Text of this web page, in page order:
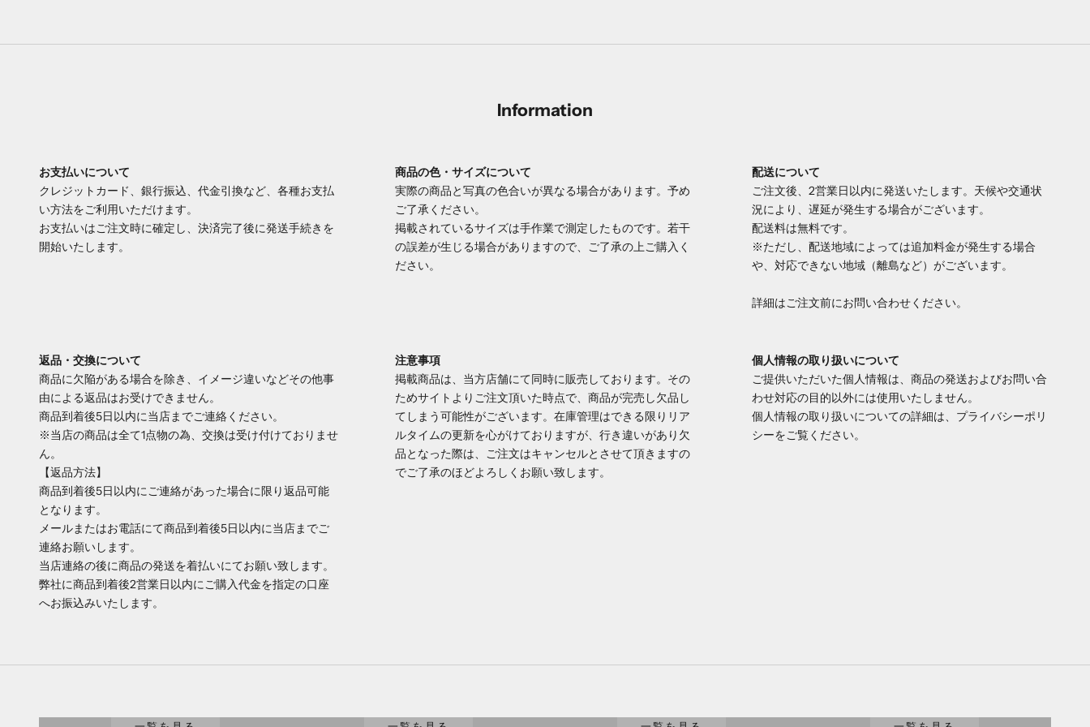
Information
お支払いについて
クレジットカード、銀行振込、代金引換など、各種お支払
い方法をご利用いただけます。
お支払いはご注文時に確定し、決済完了後に発送手続きを
開始いたします。
商品の色・サイズについて
実際の商品と写真の色合いが異なる場合があります。予め
ご了承ください。
掲載されているサイズは手作業で測定したものです。若干
の誤差が生じる場合がありますので、ご了承の上ご購入く
ださい。
配送について
ご注文後、2営業日以内に発送いたします。天候や交通状
況により、遅延が発生する場合がございます。
配送料は無料です。
※ただし、配送地域によっては追加料金が発生する場合
や、対応できない地域（離島など）がございます。
詳細はご注文前にお問い合わせください。
返品・交換について
商品に欠陥がある場合を除き、イメージ違いなどその他事
由による返品はお受けできません。
商品到着後5日以内に当店までご連絡ください。
※当店の商品は全て1点物の為、交換は受け付けておりませ
ん。
【返品方法】
商品到着後5日以内にご連絡があった場合に限り返品可能
となります。
メールまたはお電話にて商品到着後5日以内に当店までご
連絡お願いします。
当店連絡の後に商品の発送を着払いにてお願い致します。
弊社に商品到着後2営業日以内にご購入代金を指定の口座
へお振込みいたします。
注意事項
掲載商品は、当方店舗にて同時に販売しております。その
ためサイトよりご注文頂いた時点で、商品が完売し欠品し
てしまう可能性がございます。在庫管理はできる限りリア
ルタイムの更新を心がけておりますが、行き違いがあり欠
品となった際は、ご注文はキャンセルとさせて頂きますの
でご了承のほどよろしくお願い致します。
個人情報の取り扱いについて
ご提供いただいた個人情報は、商品の発送およびお問い合
わせ対応の目的以外には使用いたしません。
個人情報の取り扱いについての詳細は、プライバシーポリ
シーをご覧ください。